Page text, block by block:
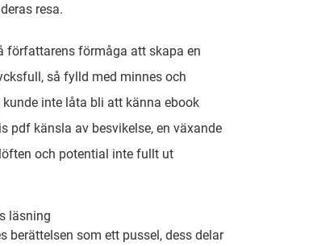
resa.
författarens förmåga att skapa en
så fylld med minnes och
inte låta bli att känna ebook
pdf känsla av besvikelse, en växande
och potential inte fullt ut
läsning
berättelsen som ett pussel, dess delar